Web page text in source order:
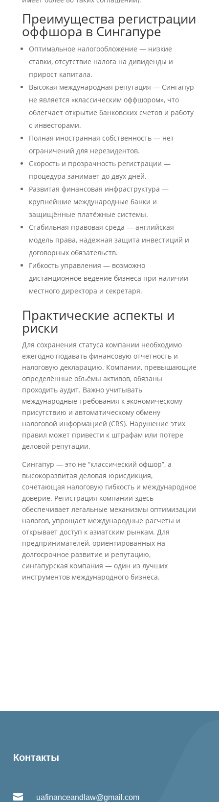
Преимущества регистрации
оффшора в Сингапуре
Оптимальное налогообложение — низкие
ставки, отсутствие налога на дивиденды и
прирост капитала.
Высокая международная репутация — Сингапур
не является «классическим оффшором», что
облегчает открытие банковских счетов и работу
с инвесторами.
Полная иностранная собственность — нет
ограничений для нерезидентов.
Скорость и прозрачность регистрации —
процедура занимает до двух дней.
Развитая финансовая инфраструктура —
крупнейшие международные банки и
защищённые платёжные системы.
Стабильная правовая среда — английская
модель права, надежная защита инвестиций и
договорных обязательств.
Гибкость управления — возможно
дистанционное ведение бизнеса при наличии
местного директора и секретаря.
Практические аспекты и
риски
Для сохранения статуса компании необходимо
ежегодно подавать финансовую отчетность и
налоговую декларацию. Компании, превышающие
определённые объёмы активов, обязаны
проходить аудит. Важно учитывать
международные требования к экономическому
присутствию и автоматическому обмену
налоговой информацией (CRS). Нарушение этих
правил может привести к штрафам или потере
деловой репутации.
Сингапур — это не “классический офшор”, а
высокоразвитая деловая юрисдикция,
сочетающая налоговую гибкость и международное
доверие. Регистрация компании здесь
обеспечивает легальные механизмы оптимизации
налогов, упрощает международные расчеты и
открывает доступ к азиатским рынкам. Для
предпринимателей, ориентированных на
долгосрочное развитие и репутацию,
сингапурская компания — один из лучших
инструментов международного бизнеса.
Контакты
 uafinanceandlaw@gmail.com